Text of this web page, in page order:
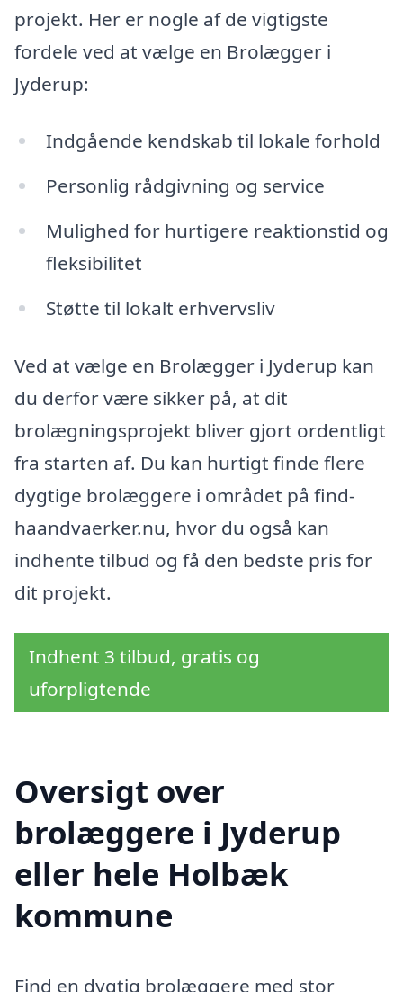
projekt. Her er nogle af de vigtigste
fordele ved at vælge en Brolægger i
Jyderup:
Indgående kendskab til lokale forhold
Personlig rådgivning og service
Mulighed for hurtigere reaktionstid og
fleksibilitet
Støtte til lokalt erhvervsliv
Ved at vælge en Brolægger i Jyderup kan
du derfor være sikker på, at dit
brolægningsprojekt bliver gjort ordentligt
fra starten af. Du kan hurtigt finde flere
dygtige brolæggere i området på find-
haandvaerker.nu, hvor du også kan
indhente tilbud og få den bedste pris for
dit projekt.
Indhent 3 tilbud, gratis og
uforpligtende
Oversigt over
brolæggere i Jyderup
eller hele Holbæk
kommune
Find en dygtig brolæggere med stor